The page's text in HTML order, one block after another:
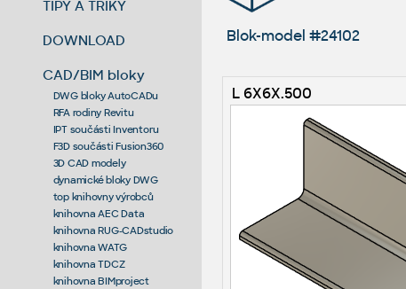
TIPY A TRIKY
DOWNLOAD
CAD/BIM bloky
DWG bloky AutoCADu
RFA rodiny Revitu
IPT součásti Inventoru
F3D součásti Fusion360
3D CAD modely
dynamické bloky DWG
top knihovny výrobců
knihovna AEC Data
knihovna RUG-CADstudio
knihovna WATG
knihovna TDCZ
knihovna BIMproject
Blok-model #24102
L 6X6X.500